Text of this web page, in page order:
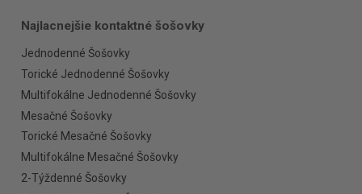
Najlacnejšie kontaktné šošovky
Jednodenné Šošovky
Torické Jednodenné Šošovky
Multifokálne Jednodenné Šošovky
Mesačné Šošovky
Torické Mesačné Šošovky
Multifokálne Mesačné Šošovky
2-Týždenné Šošovky